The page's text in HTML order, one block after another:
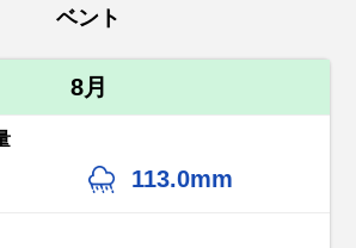
ベント
8月
113.0mm